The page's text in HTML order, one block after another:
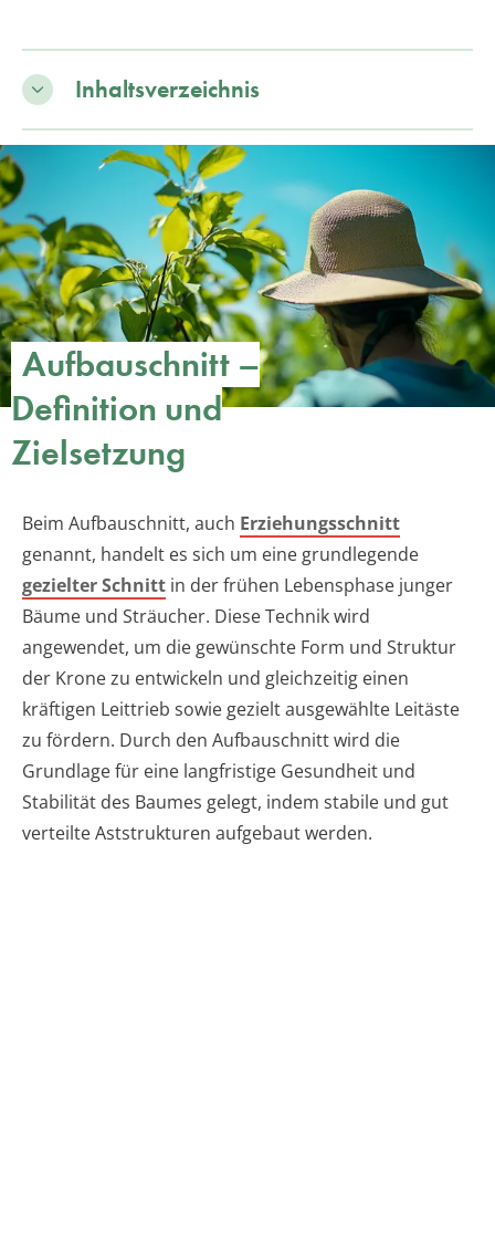
Inhaltsverzeichnis
Aufbauschnitt –
Definition und
Zielsetzung
Beim Aufbauschnitt, auch Erziehungsschnitt
genannt, handelt es sich um eine grundlegende
gezielter Schnitt in der frühen Lebensphase junger
Bäume und Sträucher. Diese Technik wird
angewendet, um die gewünschte Form und Struktur
der Krone zu entwickeln und gleichzeitig einen
kräftigen Leittrieb sowie gezielt ausgewählte Leitäste
zu fördern. Durch den Aufbauschnitt wird die
Grundlage für eine langfristige Gesundheit und
Stabilität des Baumes gelegt, indem stabile und gut
verteilte Aststrukturen aufgebaut werden.